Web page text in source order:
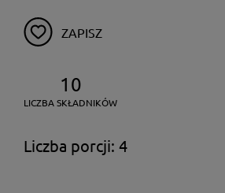
ZAPISZ
10
LICZBA SKŁADNIKÓW
Liczba porcji: 4